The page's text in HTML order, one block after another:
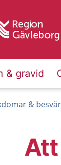
& gravid
& besvär
Att